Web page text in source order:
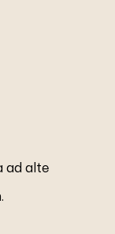
ad alte